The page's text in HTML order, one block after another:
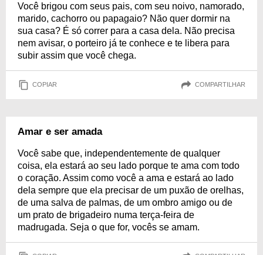
Você brigou com seus pais, com seu noivo, namorado,
marido, cachorro ou papagaio? Não quer dormir na
sua casa? É só correr para a casa dela. Não precisa
nem avisar, o porteiro já te conhece e te libera para
subir assim que você chega.
COPIAR COMPARTILHAR
Amar e ser amada
Você sabe que, independentemente de qualquer
coisa, ela estará ao seu lado porque te ama com todo
o coração. Assim como você a ama e estará ao lado
dela sempre que ela precisar de um puxão de orelhas,
de uma salva de palmas, de um ombro amigo ou de
um prato de brigadeiro numa terça-feira de
madrugada. Seja o que for, vocês se amam.